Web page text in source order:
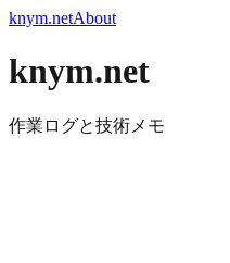
knym.netAbout
knym.net
作業ログと技術メモ